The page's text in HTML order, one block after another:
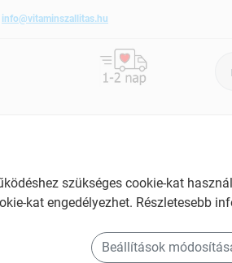
info@vitaminszallitas.hu
szükséges cookie-kat
kat engedélyezhet. Részletesebb
Beállítások